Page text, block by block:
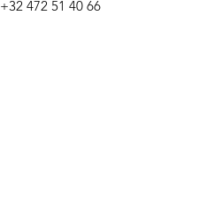
+32 472 51 40 66